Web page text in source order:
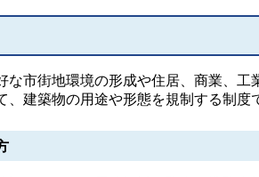
市街地環境の形成や住居、商業、工
、建築物の用途や形態を規制する制度